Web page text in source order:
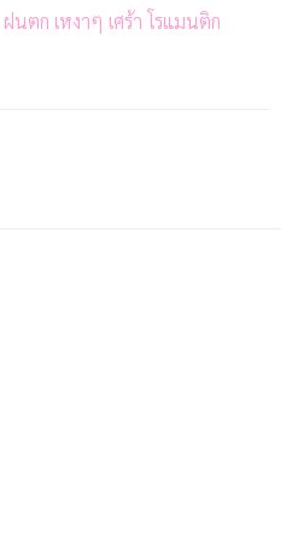
ฝนตก เหงาๆ เศร้า โรแมนติก